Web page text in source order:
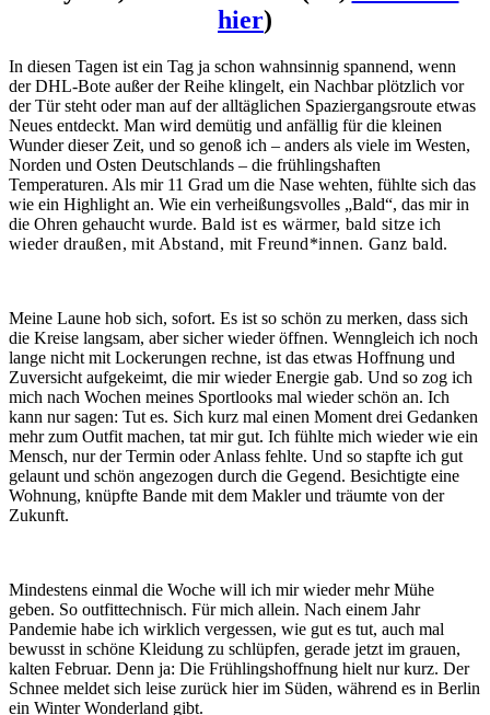
hier)
In diesen Tagen ist ein Tag ja schon wahnsinnig spannend, wenn
der DHL-Bote außer der Reihe klingelt, ein Nachbar plötzlich vor
der Tür steht oder man auf der alltäglichen Spaziergangsroute etwas
Neues entdeckt. Man wird demütig und anfällig für die kleinen
Wunder dieser Zeit, und so genoß ich – anders als viele im Westen,
Norden und Osten Deutschlands – die frühlingshaften
Temperaturen. Als mir 11 Grad um die Nase wehten, fühlte sich das
wie ein Highlight an. Wie ein verheißungsvolles „Bald“, das mir in
die Ohren gehaucht wurde. Bald ist es wärmer, bald sitze ich
wieder draußen, mit Abstand, mit Freund*innen. Ganz bald.
Meine Laune hob sich, sofort. Es ist so schön zu merken, dass sich
die Kreise langsam, aber sicher wieder öffnen. Wenngleich ich noch
lange nicht mit Lockerungen rechne, ist das etwas Hoffnung und
Zuversicht aufgekeimt, die mir wieder Energie gab. Und so zog ich
mich nach Wochen meines Sportlooks mal wieder schön an. Ich
kann nur sagen: Tut es. Sich kurz mal einen Moment drei Gedanken
mehr zum Outfit machen, tat mir gut. Ich fühlte mich wieder wie ein
Mensch, nur der Termin oder Anlass fehlte. Und so stapfte ich gut
gelaunt und schön angezogen durch die Gegend. Besichtigte eine
Wohnung, knüpfte Bande mit dem Makler und träumte von der
Zukunft.
Mindestens einmal die Woche will ich mir wieder mehr Mühe
geben. So outfittechnisch. Für mich allein. Nach einem Jahr
Pandemie habe ich wirklich vergessen, wie gut es tut, auch mal
bewusst in schöne Kleidung zu schlüpfen, gerade jetzt im grauen,
kalten Februar. Denn ja: Die Frühlingshoffnung hielt nur kurz. Der
Schnee meldet sich leise zurück hier im Süden, während es in Berlin
ein Winter Wonderland gibt.